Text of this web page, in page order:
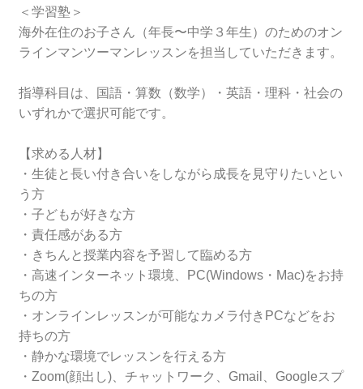
＜学習塾＞
海外在住のお子さん（年長〜中学３年生）のためのオン
ラインマンツーマンレッスンを担当していただきます。
指導科目は、国語・算数（数学）・英語・理科・社会の
いずれかで選択可能です。
【求める人材】
・生徒と長い付き合いをしながら成長を見守りたいとい
う方
・子どもが好きな方
・責任感がある方
・きちんと授業内容を予習して臨める方
・高速インターネット環境、PC(Windows・Mac)をお持
ちの方
・オンラインレッスンが可能なカメラ付きPCなどをお
持ちの方
・静かな環境でレッスンを行える方
・Zoom(顔出し)、チャットワーク、Gmail、Googleスプ